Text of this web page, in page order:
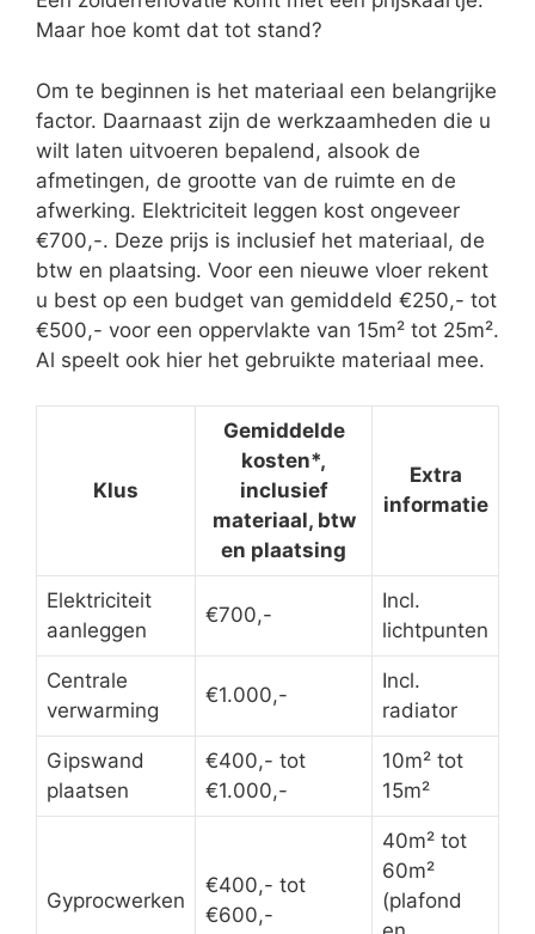
Maar hoe komt dat tot stand?
Om te beginnen is het materiaal een belangrijke
factor. Daarnaast zijn de werkzaamheden die u
wilt laten uitvoeren bepalend, alsook de
afmetingen, de grootte van de ruimte en de
afwerking. Elektriciteit leggen kost ongeveer
€700,-. Deze prijs is inclusief het materiaal, de
btw en plaatsing. Voor een nieuwe vloer rekent
u best op een budget van gemiddeld €250,- tot
€500,- voor een oppervlakte van 15m² tot 25m².
Al speelt ook hier het gebruikte materiaal mee.
Klus
Gemiddelde
kosten*,
inclusief
materiaal, btw
en plaatsing
Extra
informatie
Elektriciteit
aanleggen
€700,-
Incl.
lichtpunten
Centrale
verwarming
€1.000,-
Incl.
radiator
Gipswand
plaatsen
€400,- tot
€1.000,-
10m² tot
15m²
Gyprocwerken
€400,- tot
€600,-
40m² tot
60m²
(plafond